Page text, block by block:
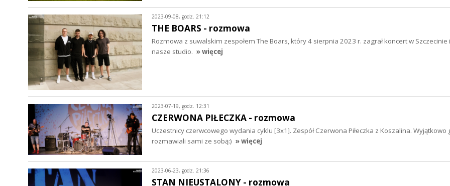
2023-09-08, godz. 21:12
THE BOARS - rozmowa
Rozmowa z suwalskim zespołem The Boars, który 4 sierpnia 2023 r. zagrał koncert w Szczecinie
nasze studio. » więcej
2023-07-19, godz. 12:31
CZERWONA PIŁECZKA - rozmowa
Uczestnicy czerwcowego wydania cyklu [3x1]. Zespół Czerwona Piłeczka z Koszalina. Wyjątkowo
rozmawiali sami ze sobą:) » więcej
2023-06-23, godz. 21:36
STAN NIEUSTALONY - rozmowa